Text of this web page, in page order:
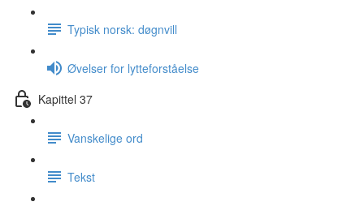
Typisk norsk: døgnvill
Øvelser for lytteforståelse
Kapittel 37
Vanskelige ord
Tekst